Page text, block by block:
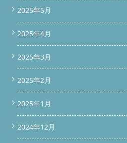
2025年5月
2025年4月
2025年3月
2025年2月
2025年1月
2024年12月